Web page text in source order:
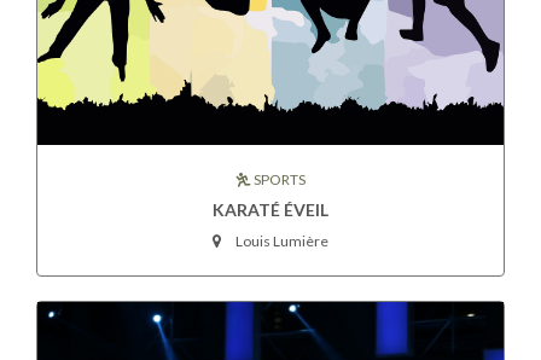
SPORTS
KARATÉ ÉVEIL
Louis Lumière